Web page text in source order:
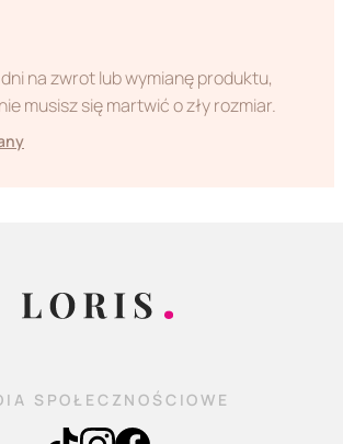
na zwrot lub wymianę produktu,
musisz się martwić o zły rozmiar.
SPOŁECZNOŚCIOWE